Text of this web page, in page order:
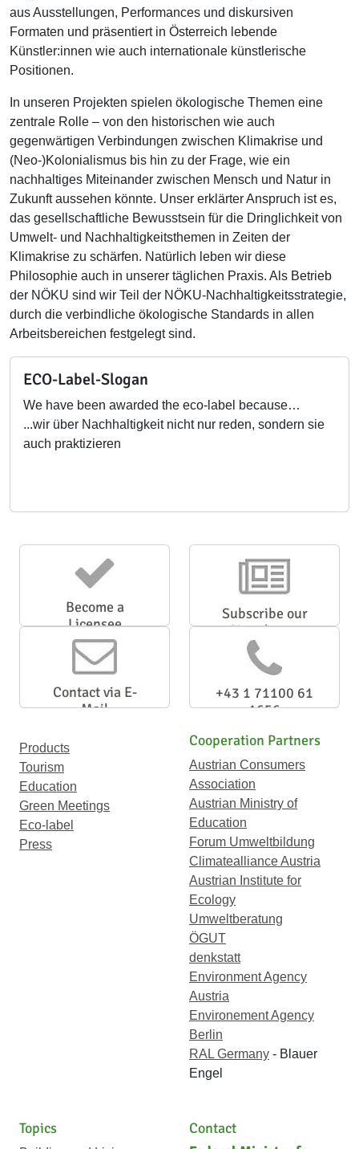
aus Ausstellungen, Performances und diskursiven
Formaten und präsentiert in Österreich lebende
Künstler:innen wie auch internationale künstlerische
Positionen.
In unseren Projekten spielen ökologische Themen eine
zentrale Rolle – von den historischen wie auch
gegenwärtigen Verbindungen zwischen Klimakrise und
(Neo-)Kolonialismus bis hin zu der Frage, wie ein
nachhaltiges Miteinander zwischen Mensch und Natur in
Zukunft aussehen könnte. Unser erklärter Anspruch ist es,
das gesellschaftliche Bewusstsein für die Dringlichkeit von
Umwelt- und Nachhaltigkeitsthemen in Zeiten der
Klimakrise zu schärfen. Natürlich leben wir diese
Philosophie auch in unserer täglichen Praxis. Als Betrieb
der NÖKU sind wir Teil der NÖKU-Nachhaltigkeitsstrategie,
durch die verbindliche ökologische Standards in allen
Arbeitsbereichen festgelegt sind.
ECO-Label-Slogan
We have been awarded the eco-label because…
...wir über Nachhaltigkeit nicht nur reden, sondern sie
auch praktizieren
Become a
Licensee
Subscribe our
Newsletter
Contact via E-
Mail
+43 1 71100 61
1656
Products
Tourism
Education
Green Meetings
Eco-label
Press
Cooperation Partners
Austrian Consumers
Association
Austrian Ministry of
Education
Forum Umweltbildung
Climatealliance Austria
Austrian Institute for
Ecology
Umweltberatung
ÖGUT
denkstatt
Environment Agency
Austria
Environement Agency
Berlin
RAL Germany - Blauer
Engel
Topics
Contact